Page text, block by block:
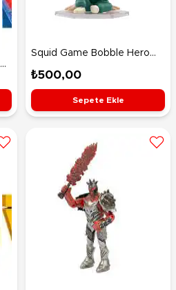
Squid Game Bobble Hero
Figür 1
₺500,00
Sepete Ekle